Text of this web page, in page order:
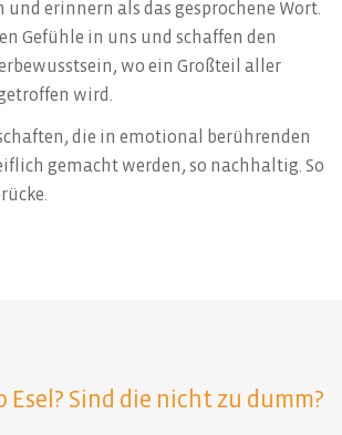
und erinnern als das gesprochene Wort.
Gefühle in uns und schaffen den
wo ein Großteil aller
wird.
die in emotional berührenden
gemacht werden, so nachhaltig. So
Esel? Sind die nicht zu dumm?